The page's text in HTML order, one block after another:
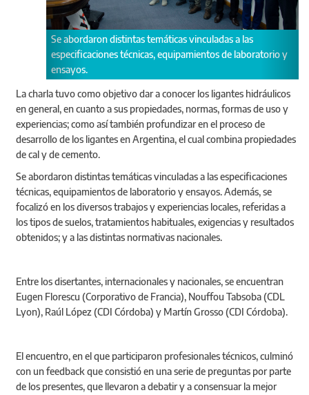
Se abordaron distintas temáticas vinculadas a las
especificaciones técnicas, equipamientos de laboratorio y
ensayos.
La charla tuvo como objetivo dar a conocer los ligantes hidráulicos
en general, en cuanto a sus propiedades, normas, formas de uso y
experiencias; como así también profundizar en el proceso de
desarrollo de los ligantes en Argentina, el cual combina propiedades
de cal y de cemento.
Se abordaron distintas temáticas vinculadas a las especificaciones
técnicas, equipamientos de laboratorio y ensayos. Además, se
focalizó en los diversos trabajos y experiencias locales, referidas a
los tipos de suelos, tratamientos habituales, exigencias y resultados
obtenidos; y a las distintas normativas nacionales.
Entre los disertantes, internacionales y nacionales, se encuentran
Eugen Florescu (Corporativo de Francia), Nouffou Tabsoba (CDL
Lyon), Raúl López (CDI Córdoba) y Martín Grosso (CDI Córdoba).
El encuentro, en el que participaron profesionales técnicos, culminó
con un feedback que consistió en una serie de preguntas por parte
de los presentes, que llevaron a debatir y a consensuar la mejor